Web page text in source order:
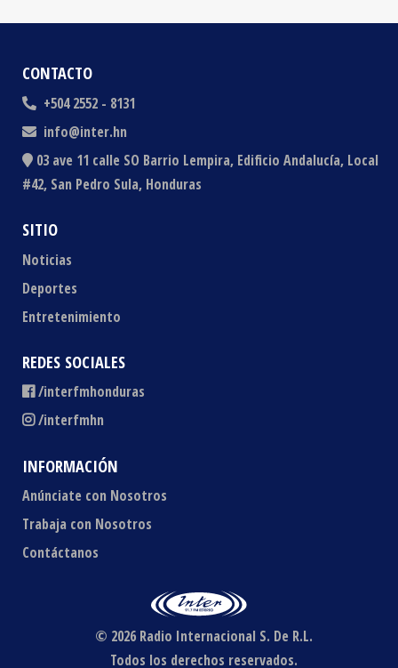
CONTACTO
+504 2552 - 8131
info@inter.hn
03 ave 11 calle SO Barrio Lempira, Edificio Andalucía, Local
#42, San Pedro Sula, Honduras
SITIO
Noticias
Deportes
Entretenimiento
REDES SOCIALES
/interfmhonduras
/interfmhn
INFORMACIÓN
Anúnciate con Nosotros
Trabaja con Nosotros
Contáctanos
© 2026 Radio Internacional S. De R.L.
Todos los derechos reservados.